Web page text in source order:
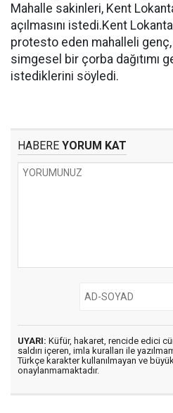
Mahalle sakinleri, Kent
açılmasını istedi.Kent
protesto eden mahalleli genç,
simgesel bir çorba dağıtımı
istediklerini söyledi.
HABERE YORUM KAT
UYARI: Küfür, hakaret, rencide edici
saldırı içeren, imla kuralları ile
Türkçe karakter kullanılmayan ve
onaylanmamaktadır.